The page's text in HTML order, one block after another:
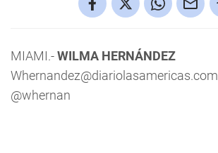
MIAMI.-WILMA HERNÁNDEZ
Whernandez@diariolasamericas.com
@whernan